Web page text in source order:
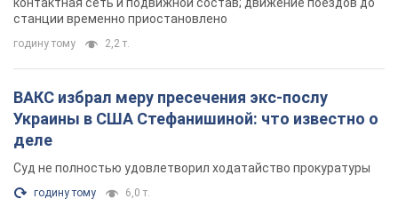
контактная сеть и подвижной состав; движение поездов до
станции временно приостановлено
годину тому 2,2 т.
ВАКС избрал меру пресечения экс-послу
Украины в США Стефанишиной: что известно о
деле
Суд не полностью удовлетворил ходатайство прокуратуры
годину тому 6,0 т.